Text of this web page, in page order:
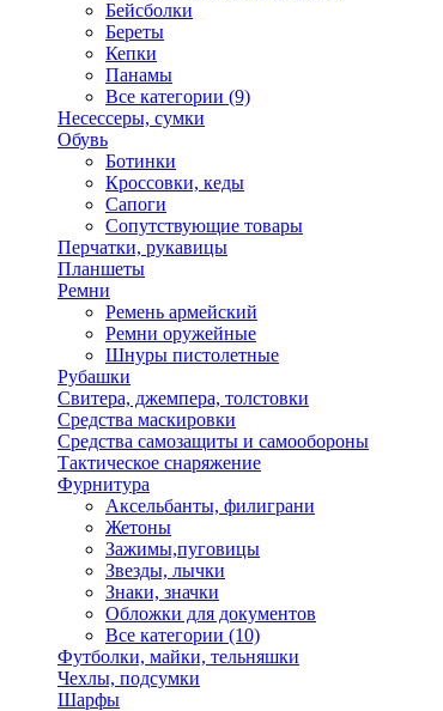
Бейсболки
Береты
Кепки
Панамы
Все категории (9)
Несессеры, сумки
Обувь
Ботинки
Кроссовки, кеды
Сапоги
Сопутствующие товары
Перчатки, рукавицы
Планшеты
Ремни
Ремень армейский
Ремни оружейные
Шнуры пистолетные
Рубашки
Свитера, джемпера, толстовки
Средства маскировки
Средства самозащиты и самообороны
Тактическое снаряжение
Фурнитура
Аксельбанты, филиграни
Жетоны
Зажимы,пуговицы
Звезды, лычки
Знаки, значки
Обложки для документов
Все категории (10)
Футболки, майки, тельняшки
Чехлы, подсумки
Шарфы